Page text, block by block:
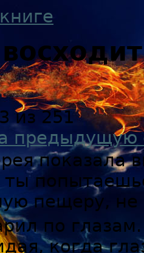
из 251
предыдущую
показала
ты
пещеру,
по
когда